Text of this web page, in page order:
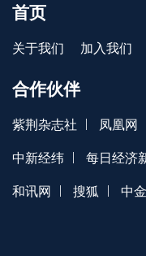
首页
关于我们 加入我们
合作伙伴
紫荆杂志社 | 凤凰网
中新经纬 | 每日经济
和讯网 | 搜狐 | 中